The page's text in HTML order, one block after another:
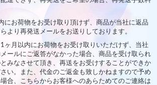
にお荷物をお受け取り頂けず、商品が当社に返品
より再発送メールをお送りしております。
ヶ月以内にお荷物をお受け取りいただけず、当社
ールにご返答がなかった場合、商品を受け取られ
みなさせて頂き、再送をお受けすることができか
い。また、代金のご返金も致しかねますので予め
合、こちらからお客様へのあらためてのご連絡は